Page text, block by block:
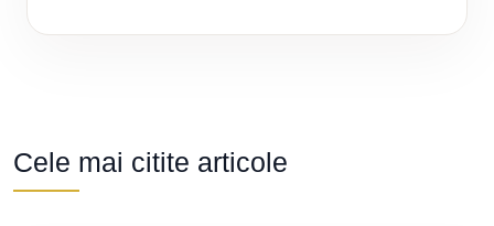
Cele mai citite articole